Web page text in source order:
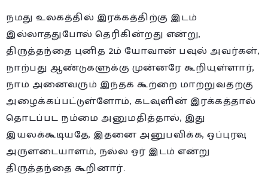
நமது உலகத்தில் இரக்கத்திற்கு இடம்
இல்லாததுபோல் தெரிகின்றது என்று,
திருத்தந்தை புனித 2ம் யோவான் பவுல் அவர்கள்,
நாற்பது ஆண்டுகளுக்கு முன்னரே கூறியுள்ளார்,
நாம் அனைவரும் இந்தக் கூற்றை மாற்றுவதற்கு
அழைக்கப்பட்டுள்ளோம், கடவுளின் இரக்கத்தால்
தொடப்பட நம்மை அனுமதித்தால், இது
இயலக்கூடியதே, இதனை அனுபவிக்க, ஒப்புரவு
அருளடையாளம், நல்ல ஓர் இடம் என்று
திருத்தந்தை கூறினார்.